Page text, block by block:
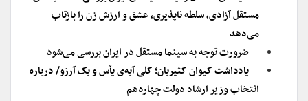
مستقل آزادی، سلطه ناپذیری، عشق و ارزش زن را بازتاب
می‌دهد
ضرورت توجه به سینما مستقل در ایران بررسی می‌شود
یادداشت کیوان کثیریان؛ کلی آیه‌ی یأس و یک آرزو/ درباره
انتخاب وزیر ارشاد دولت چهاردهم